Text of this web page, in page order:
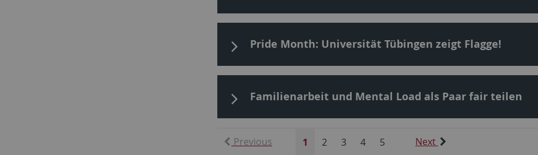
Pride Month: Universität Tübingen zeigt Flagge!
Familienarbeit und Mental Load als Paar fair teilen
Previous 1 2 3 4 5 Next